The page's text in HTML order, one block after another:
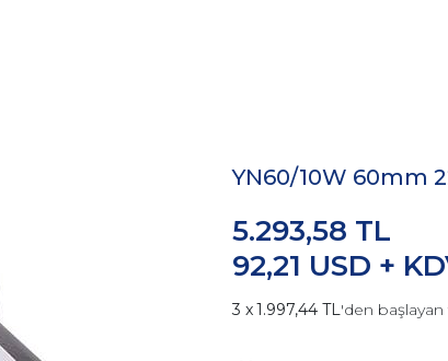
YN60/10W 60mm
92,21 USD +
5.293,58 TL
1.997,44 TL'den